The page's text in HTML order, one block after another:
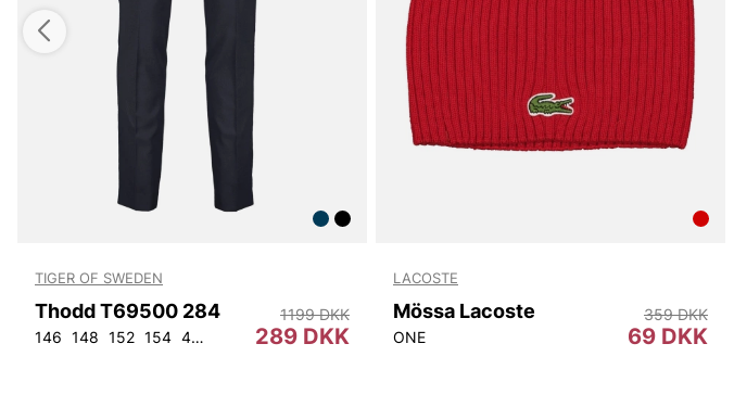
TIGER OF SWEDEN
Thodd T69500 284
146 148 152 154 44 48 50 52 54 92 104
289 DKK
1199 DKK
LACOSTE
Mössa Lacoste
ONE 69 DKK
359 DKK